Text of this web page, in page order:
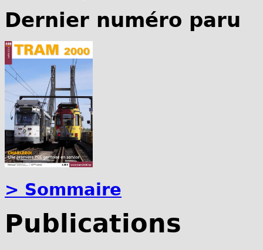
Dernier numéro paru
> Sommaire
Publications